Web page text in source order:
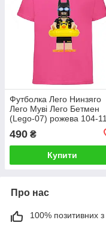
Футболка Лего Нинзяго
Лего Муві Лего Бетмен
(Lego-07) рожева 104-
128-140-152-164 розмір
490 ₴
Купити
Про нас
100% позитивних з